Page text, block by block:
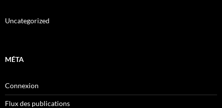
Uncategorized
MÉTA
Connexion
Flux des publications